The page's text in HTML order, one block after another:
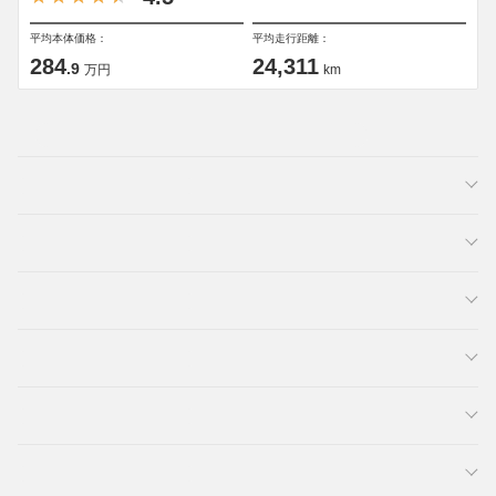
平均本体価格：
284.9 万円
平均走行距離：
24,311 km